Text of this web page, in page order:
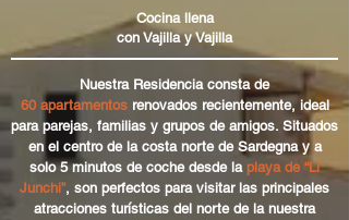
Cocina llena
con Vajilla y Vajilla
Nuestra Residencia consta de
60 apartamentosrenovados recientemente, ideal
para parejas, familias y grupos de amigos. Situados
en el centro de la costa norte de Sardegna y a
solo 5 minutos de coche desde la playa de “Li
Junchi”, son perfectos para visitar las principales
atracciones turísticas del norte de la nuestra